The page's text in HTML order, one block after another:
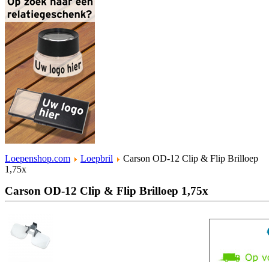
Loepenshop.com Loepbril
Carson OD-12 Clip & Flip Brilloep
1,75x
Carson OD-12 Clip & Flip Brilloep 1,75x